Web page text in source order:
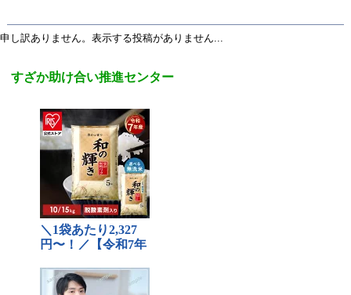
申し訳ありません。表示する投稿がありません...
すざか助け合い推進センター